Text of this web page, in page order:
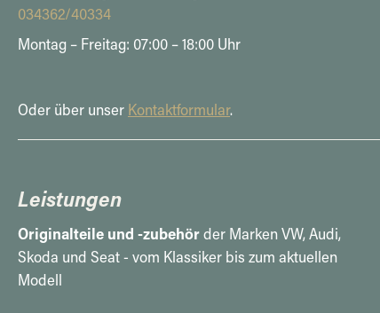
034362/40334
Montag – Freitag: 07:00 – 18:00 Uhr
Oder über unser Kontaktformular.
Leistungen
Originalteile und -zubehörder Marken VW, Audi,
Skoda und Seat - vom Klassiker bis zum aktuellen
Modell